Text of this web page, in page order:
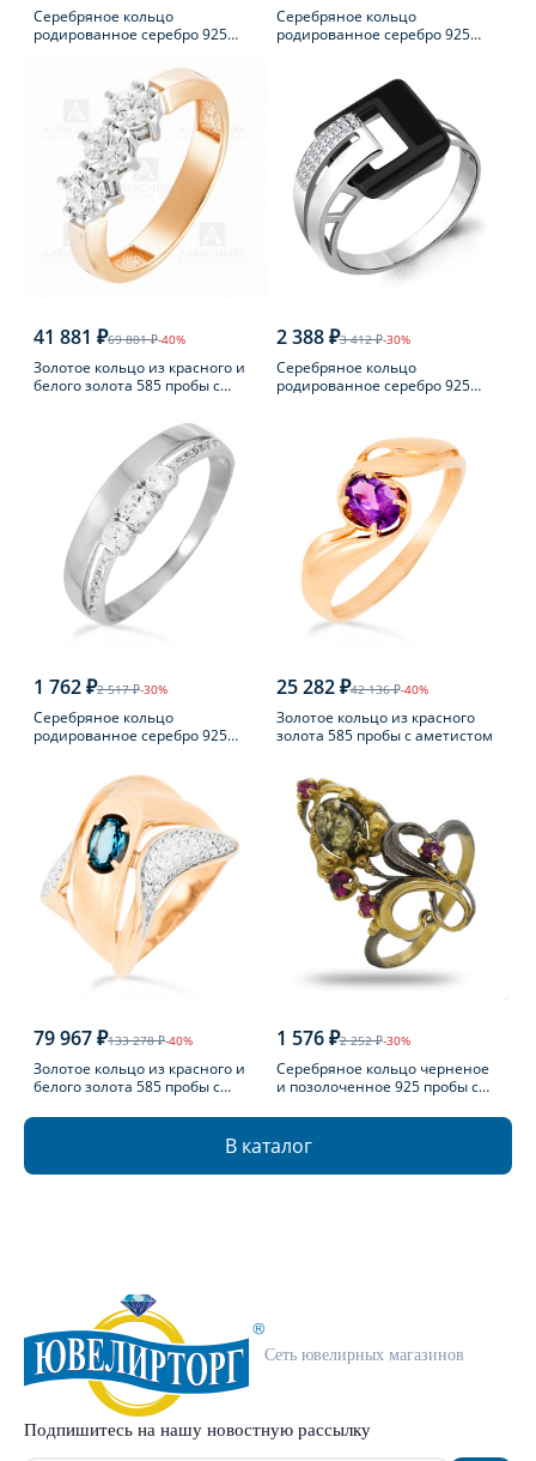
Серебряное кольцо
родированное серебро 925
Серебряное кольцо
родированное серебро 925
41 881 ₽69 801 ₽-40%
Золотое кольцо из красного и
белого золота 585 пробы с
2 388 ₽3 412 ₽-30%
Серебряное кольцо
родированное серебро 925
1 762 ₽2 517 ₽-30%
Серебряное кольцо
родированное серебро 925
25 282 ₽42 136 ₽-40%
Золотое кольцо из красного
золота 585 пробы с аметистом
79 967 ₽133 278 ₽-40%
Золотое кольцо из красного и
белого золота 585 пробы с
1 576 ₽2 252 ₽-30%
Серебряное кольцо черненое
и позолоченное 925 пробы с
В каталог
Сеть ювелирных магазинов
Подпишитесь на нашу новостную рассылку